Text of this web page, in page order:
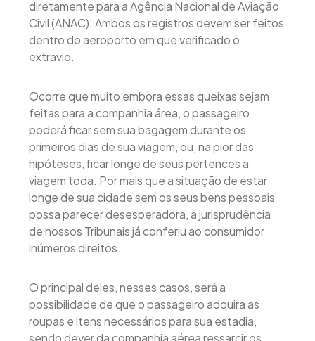
diretamente para a Agência Nacional de Aviação
Civil (ANAC). Ambos os registros devem ser feitos
dentro do aeroporto em que verificado o
extravio.
Ocorre que muito embora essas queixas sejam
feitas para a companhia área, o passageiro
poderá ficar sem sua bagagem durante os
primeiros dias de sua viagem, ou, na pior das
hipóteses, ficar longe de seus pertences a
viagem toda. Por mais que a situação de estar
longe de sua cidade sem os seus bens pessoais
possa parecer desesperadora, a jurisprudência
de nossos Tribunais já conferiu ao consumidor
inúmeros direitos.
O principal deles, nesses casos, será a
possibilidade de que o passageiro adquira as
roupas e itens necessários para sua estadia,
sendo dever da companhia aérea ressarcir os